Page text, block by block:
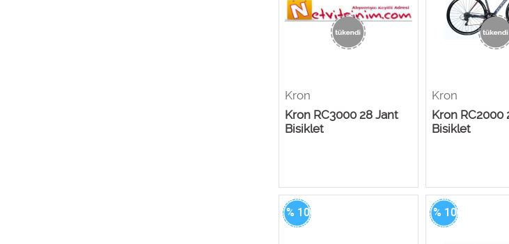
Kron
Kron RC3000 28 Jant
Bisiklet
Kron
Kron RC2000
Bisiklet
% 100 % 100